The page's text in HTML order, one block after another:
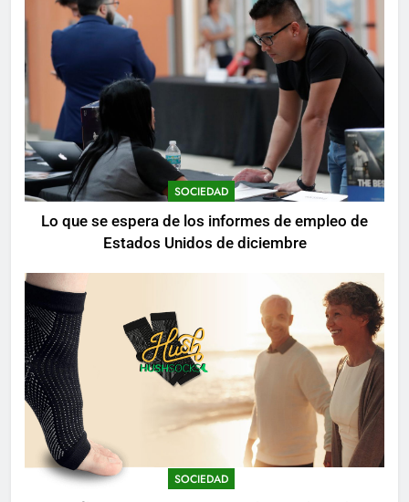
SOCIEDAD
Lo que se espera de los informes de empleo de
Estados Unidos de diciembre
SOCIEDAD